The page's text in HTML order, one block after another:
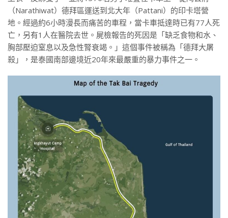
（Narathiwat）德拜區運送到北大年（Pattani）的印卡塔營
地。經過約6小時漫長而痛苦的車程，當卡車抵達時已有77人死
亡，另有1人在醫院去世。屍檢報告的死因是「缺乏食物和水、
胸部壓迫窒息以及急性腎衰竭。」這個事件被稱為「德拜大屠
殺」，是泰國南部邊境近20年來最嚴重的暴力事件之一。